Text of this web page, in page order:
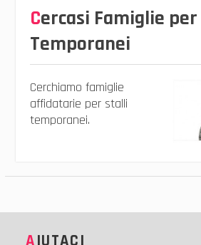
Cercasi Famiglie per affidi
Temporanei
Cerchiamo famiglie
affidatarie per stalli
temporanei.